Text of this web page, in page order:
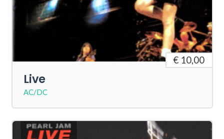
€ 10,00
Live
AC/DC